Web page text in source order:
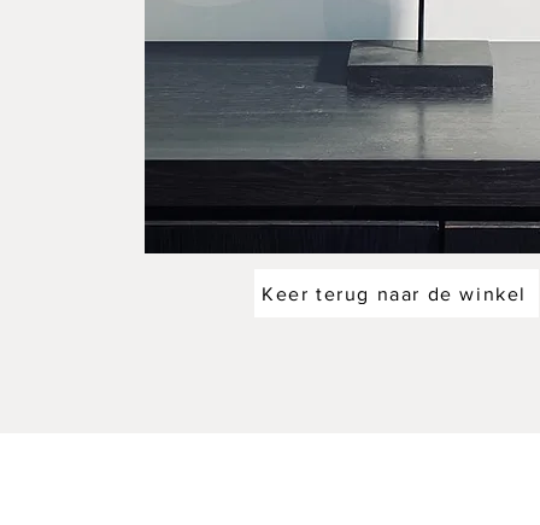
Keer terug naar de winkel